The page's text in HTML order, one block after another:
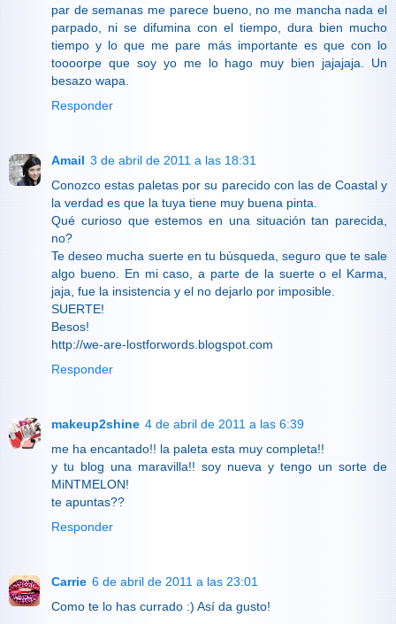
par de semanas me parece bueno, no me mancha nada el
parpado, ni se difumina con el tiempo, dura bien mucho
tiempo y lo que me pare más importante es que con lo
toooorpe que soy yo me lo hago muy bien jajajaja. Un
besazo wapa.
Responder
Amail 3 de abril de 2011 a las 18:31
Conozco estas paletas por su parecido con las de Coastal y
la verdad es que la tuya tiene muy buena pinta.
Qué curioso que estemos en una situación tan parecida,
no?
Te deseo mucha suerte en tu búsqueda, seguro que te sale
algo bueno. En mi caso, a parte de la suerte o el Karma,
jaja, fue la insistencia y el no dejarlo por imposible.
SUERTE!
Besos!
http://we-are-lostforwords.blogspot.com
Responder
makeup2shine 4 de abril de 2011 a las 6:39
me ha encantado!! la paleta esta muy completa!!
y tu blog una maravilla!! soy nueva y tengo un sorte de
MiNTMELON!
te apuntas??
Responder
Carrie 6 de abril de 2011 a las 23:01
Como te lo has currado :) Así da gusto!